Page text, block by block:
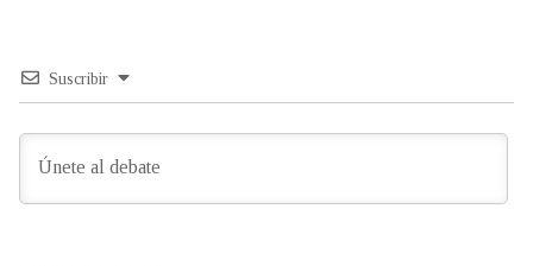
Suscribir